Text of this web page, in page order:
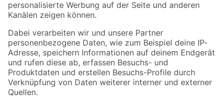
Folge uns
Zahlungsarten Versandarten